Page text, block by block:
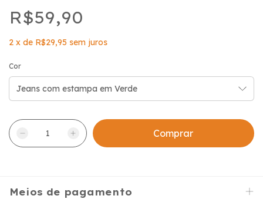
R$59,90
2 x de R$29,95 sem juros
Cor
Meios de pagamento